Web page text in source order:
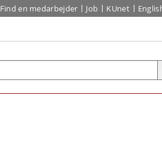
Find en medarbejder Job KUnet